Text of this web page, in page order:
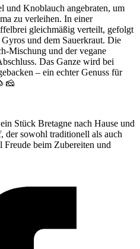
und Knoblauch angebraten, um
zu verleihen. In einer
gleichmäßig verteilt, gefolgt
und dem Sauerkraut. Die
Mischung und der vegane
Das Ganze wird bei
– ein echter Genuss für
Stück Bretagne nach Hause und
der sowohl traditionell als auch
beim Zubereiten und